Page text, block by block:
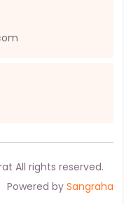
All rights reserved.
Powered by Sangraha